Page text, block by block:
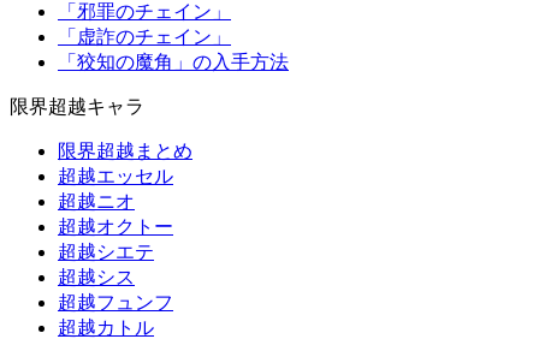
「邪罪のチェイン」
「虚詐のチェイン」
「狡知の魔角」の入手方法
限界超越キャラ
限界超越まとめ
超越エッセル
超越ニオ
超越オクトー
超越シエテ
超越シス
超越フュンフ
超越カトル